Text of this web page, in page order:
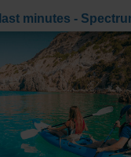
minutes -